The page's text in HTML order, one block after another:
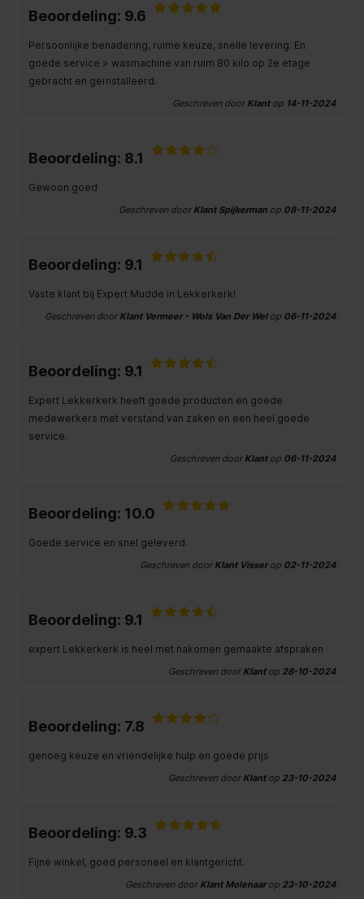
Beoordeling: 9.6
Persoonlijke benadering, ruime keuze, snelle levering. En
goede service > wasmachine van ruim 80 kilo op 2e etage
gebracht en geïnstalleerd.
Geschreven door Klantop 14-11-2024
Beoordeling: 8.1
Gewoon goed
Geschreven door Klant Spijkerman op 08-11-2024
Beoordeling: 9.1
Vaste klant bij Expert Mudde in Lekkerkerk!
Geschreven door Klant Vermeer - Wols Van Der Welop 06-11-2024
Beoordeling: 9.1
Expert Lekkerkerk heeft goede producten en goede
medewerkers met verstand van zaken en een heel goede
service.
Geschreven door Klantop 06-11-2024
Beoordeling: 10.0
Goede service en snel geleverd.
Geschreven door Klant Visserop 02-11-2024
Beoordeling: 9.1
expert Lekkerkerk is heel met nakomen gemaakte afspraken
Geschreven door Klantop 28-10-2024
Beoordeling: 7.8
genoeg keuze en vriendelijke hulp en goede prijs
Geschreven door Klantop 23-10-2024
Beoordeling: 9.3
Fijne winkel, goed personeel en klantgericht.
Geschreven door Klant Molenaarop 23-10-2024